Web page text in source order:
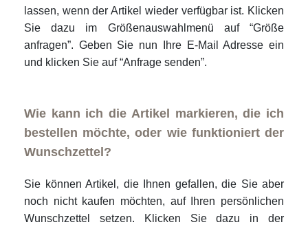
lassen, wenn der Artikel wieder verfügbar ist. Klicken
Sie dazu im Größenauswahlmenü auf “Größe
anfragen”. Geben Sie nun Ihre E-Mail Adresse ein
und klicken Sie auf “Anfrage senden”.
Wie kann ich die Artikel markieren, die ich
bestellen möchte, oder wie funktioniert der
Wunschzettel?
Sie können Artikel, die Ihnen gefallen, die Sie aber
noch nicht kaufen möchten, auf Ihren persönlichen
Wunschzettel setzen. Klicken Sie dazu in der